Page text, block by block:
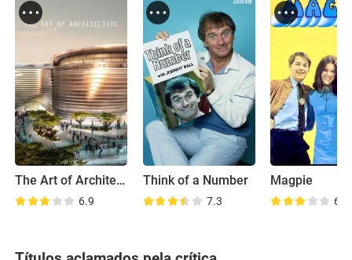
The Art of Architecture
6.9
Think of a Number
7.3
Magpie
6.8